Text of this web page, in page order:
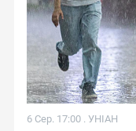
6 Сер. 17:00 . УНІАН